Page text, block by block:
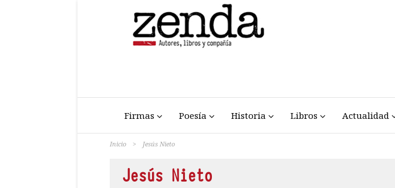
Firmas Poesía Historia Libros Actualidad
Inicio > Jesús Nieto
Jesús Nieto